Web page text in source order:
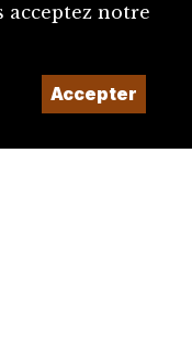
acceptez notre
Accepter